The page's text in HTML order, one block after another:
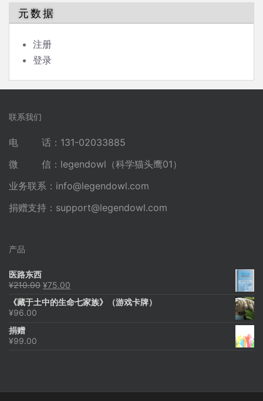
元数据
注册
登录
联系我们
电 话：131-02033885
微 信：legendowl（科学猫头鹰01）
业务联系： info@legendowl.com
捐赠支持： support@legendowl.com
产品
医路东西
¥210.00 原
为：
¥75.00
价
《藏于土中的生命七家族》（游戏卡牌）
¥96.00
捐赠
¥99.00